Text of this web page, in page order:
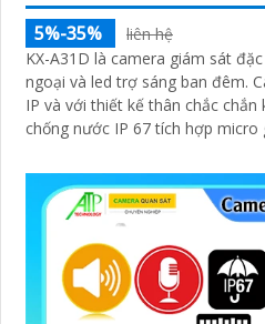
5%-35%
liên hệ
KX-A31D là camera giám sát
ngoại và led trợ sáng ban đêm. Camera sử dụng kết nối Wifi
IP và với thiết kế thân chắc
chống nước IP 67 tích hợp